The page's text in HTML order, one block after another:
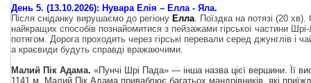
День 5. (13.10.2026): Нувара Елія – Елла - Яла.
Після сніданку вирушаємо до регіону Елла. Поїздка на потязі (20 хв).
найкращих способів познайомитися з пейзажами гірської частини
потягом. Дорога проходить через гірські перевали серед джунглів і
а краєвиди будуть справді вражаючими.
Малий Пік Адама. «Пунчі Шрі Пада» — інша назва цієї вершини. Її
1141 м. Малий Пік Адама приваблює багатьох мандрівників, які